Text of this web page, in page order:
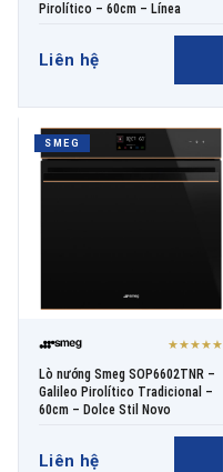
Pirolítico – 60cm – Línea
Liên hệ
SMEG
★★★★★
Lò nướng Smeg SOP6602TNR –
Galileo Pirolítico Tradicional –
60cm – Dolce Stil Novo
Liên hệ